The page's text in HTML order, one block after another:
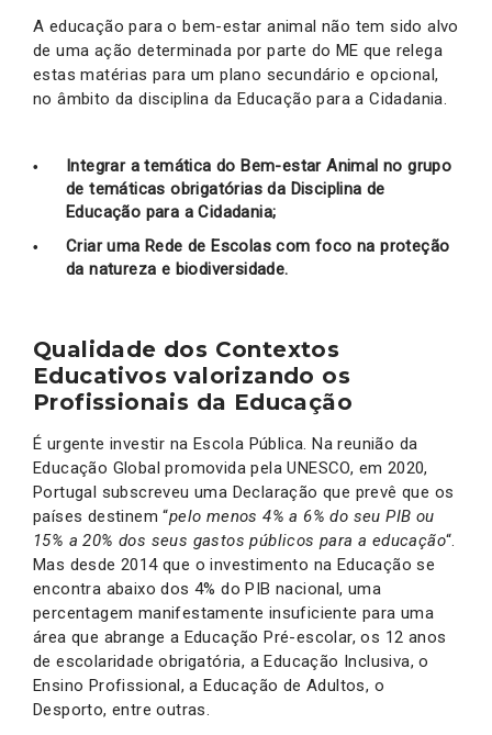
A educação para o bem-estar animal não tem sido alvo
de uma ação determinada por parte do ME que relega
estas matérias para um plano secundário e opcional,
no âmbito da disciplina da Educação para a Cidadania.
Integrar a temática do Bem-estar Animal no grupo
de temáticas obrigatórias da Disciplina de
Educação para a Cidadania;
Criar uma Rede de Escolas com foco na proteção
da natureza e biodiversidade.
Qualidade dos Contextos
Educativos valorizando os
Profissionais da Educação
É urgente investir na Escola Pública. Na reunião da
Educação Global promovida pela UNESCO, em 2020,
Portugal subscreveu uma Declaração que prevê que os
países destinem “pelo menos 4% a 6% do seu PIB ou
15% a 20% dos seus gastos públicos para a educação“.
Mas desde 2014 que o investimento na Educação se
encontra abaixo dos 4% do PIB nacional, uma
percentagem manifestamente insuficiente para uma
área que abrange a Educação Pré-escolar, os 12 anos
de escolaridade obrigatória, a Educação Inclusiva, o
Ensino Profissional, a Educação de Adultos, o
Desporto, entre outras.